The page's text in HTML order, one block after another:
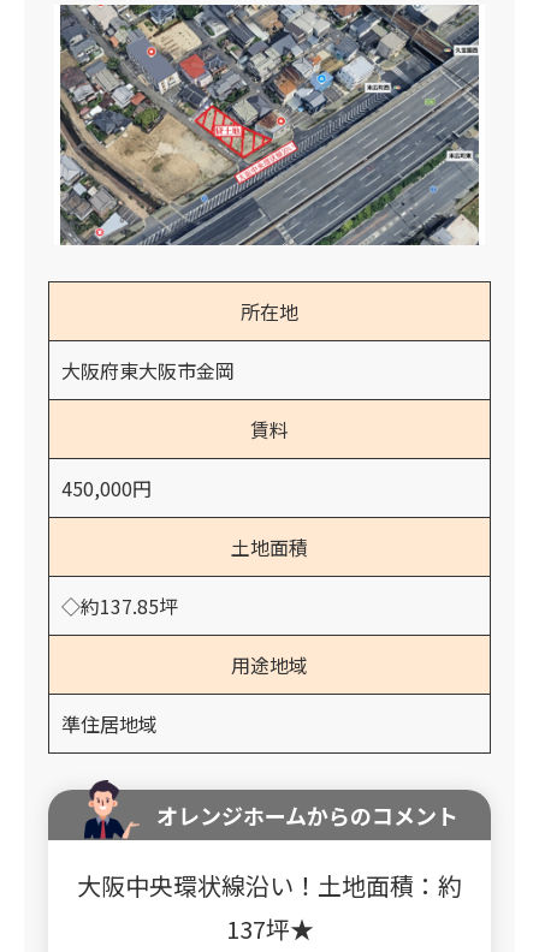
所在地
大阪府東大阪市金岡
賃料
450,000円
土地面積
◇約137.85坪
用途地域
準住居地域
オレンジホームからのコメント
大阪中央環状線沿い！土地面積：約
137坪★